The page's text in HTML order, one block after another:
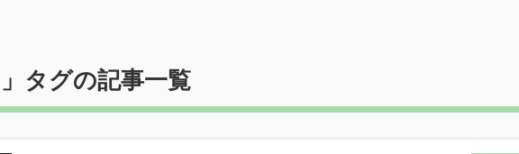
」タグの記事一覧